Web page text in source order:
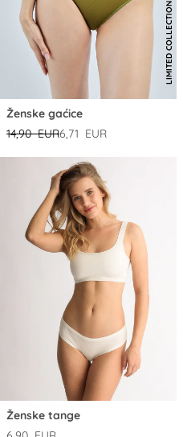
LIMITED COLLECTION
Ženske gaćice
6,71 EUR
14,90 EUR
Ženske tange